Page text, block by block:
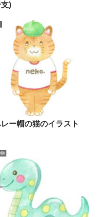
)
ー帽の猫のイラスト
物